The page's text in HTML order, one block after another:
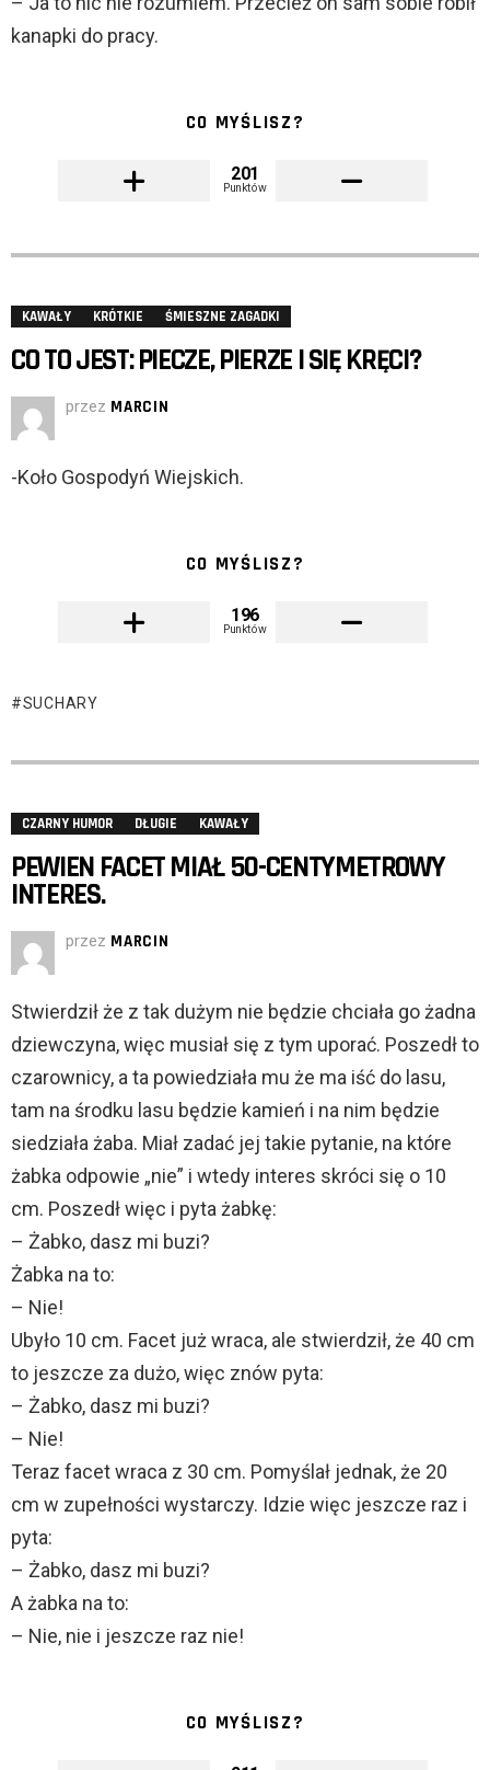
kanapki do pracy.
CO MYŚLISZ?
201
Punktów
KAWAŁY KRÓTKIE ŚMIESZNE ZAGADKI
CO TO JEST: PIECZE, PIERZE I SIĘ KRĘCI?
przez MARCIN
-Koło Gospodyń Wiejskich.
CO MYŚLISZ?
196
Punktów
SUCHARY
CZARNY HUMOR DŁUGIE KAWAŁY
PEWIEN FACET MIAŁ 50-CENTYMETROWY
INTERES.
przez MARCIN
Stwierdził że z tak dużym nie będzie chciała go żadna
dziewczyna, więc musiał się z tym uporać. Poszedł to
czarownicy, a ta powiedziała mu że ma iść do lasu,
tam na środku lasu będzie kamień i na nim będzie
siedziała żaba. Miał zadać jej takie pytanie, na które
żabka odpowie „nie” i wtedy interes skróci się o 10
cm. Poszedł więc i pyta żabkę:
– Żabko, dasz mi buzi?
Żabka na to:
– Nie!
Ubyło 10 cm. Facet już wraca, ale stwierdził, że 40 cm
to jeszcze za dużo, więc znów pyta:
– Żabko, dasz mi buzi?
– Nie!
Teraz facet wraca z 30 cm. Pomyślał jednak, że 20
cm w zupełności wystarczy. Idzie więc jeszcze raz i
pyta:
– Żabko, dasz mi buzi?
A żabka na to:
– Nie, nie i jeszcze raz nie!
CO MYŚLISZ?